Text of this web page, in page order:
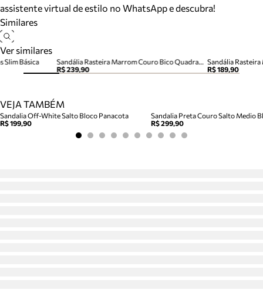
assistente virtual de estilo no WhatsApp e descubra!
Similares
Ver similares
Sandália Rasteira Marrom Couro Bico Quadrado Tiras
R$ 239,90
Sandália
R$ 189,90
Slim Básica
VEJA TAMBÉM
Sandalia Off-White Salto Bloco Panacota
R$ 199,90
Sandalia Preta Couro Salto Medio
R$ 299,90